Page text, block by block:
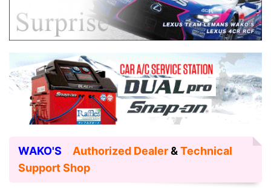
WAKO'S Authorized Dealer&Technical
Support Shop